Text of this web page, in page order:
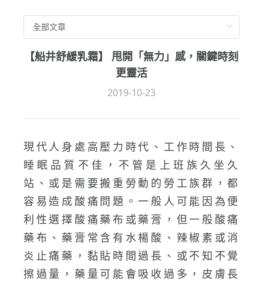
【船井舒緩乳霜】 甩開「無力」感，關鍵時刻
更靈活
2019-10-23
現代人身處高壓力時代、工作時間長、
睡眠品質不佳，不管是上班族久坐久
站、或是需要搬重勞動的勞工族群，都
容易造成酸痛問題。一般人可能因為便
利性選擇酸痛藥布或藥膏，但一般酸痛
藥布、藥膏常含有水楊酸、辣椒素或消
炎止痛藥，黏貼時間過長、或不知不覺
擦過量，藥量可能會吸收過多，皮膚長